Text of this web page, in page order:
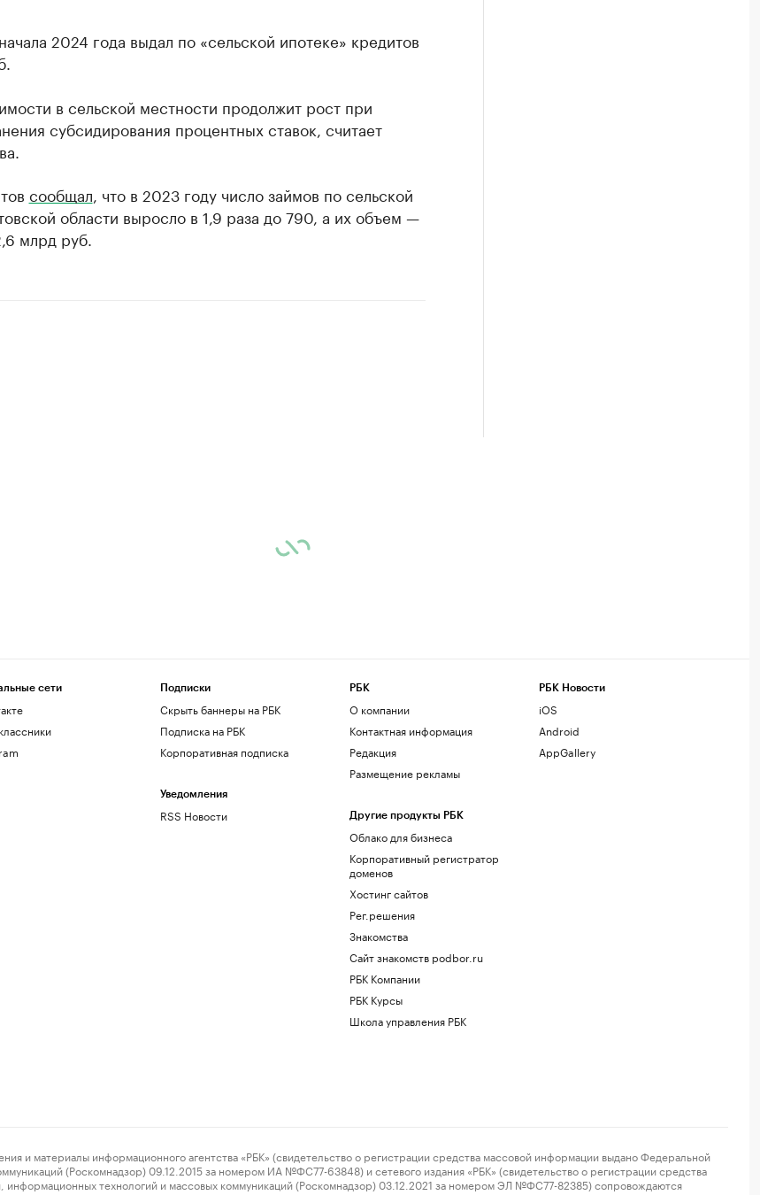
2024 года выдал по «сельской ипотеке» кредитов
в сельской местности продолжит рост при
субсидирования процентных ставок, считает
сообщал , что в 2023 году число займов по сельской
области выросло в 1,9 раза до 790, а их объем —
млрд руб.
сети Подписки
Скрыть баннеры на РБК
Подписка на РБК
Корпоративная подписка
Уведомления
RSS Новости
РБК
О компании
Контактная информация
Редакция
Размещение рекламы
Другие продукты РБК
Облако для бизнеса
Корпоративный регистратор
доменов
Хостинг сайтов
Рег.решения
Знакомства
Сайт знакомств podbor.ru
РБК Компании
РБК Курсы
Школа управления РБК
РБК Новости
iOS
Android
AppGallery
информационного агентства «РБК» (свидетельство о регистрации средства массовой информации выдано Федеральной
(Роскомнадзор) 09.12.2015 за номером ИА №ФС77-63848) и сетевого издания «РБК» (свидетельство о регистрации средства
технологий и массовых коммуникаций (Роскомнадзор) 03.12.2021 за номером ЭЛ №ФС77-82385) сопровождаются